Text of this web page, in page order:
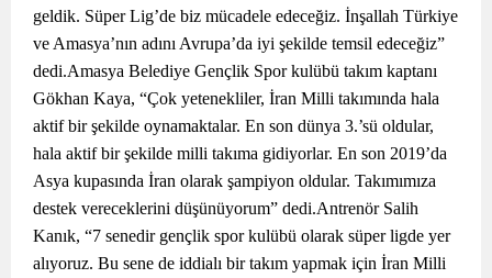
geldik. Süper Lig’de biz mücadele edeceğiz. İnşallah Türkiye
ve Amasya’nın adını Avrupa’da iyi şekilde temsil edeceğiz”
dedi.Amasya Belediye Gençlik Spor kulübü takım kaptanı
Gökhan Kaya, “Çok yetenekliler, İran Milli takımında hala
aktif bir şekilde oynamaktalar. En son dünya 3.’sü oldular,
hala aktif bir şekilde milli takıma gidiyorlar. En son 2019’da
Asya kupasında İran olarak şampiyon oldular. Takımımıza
destek vereceklerini düşünüyorum” dedi.Antrenör Salih
Kanık, “7 senedir gençlik spor kulübü olarak süper ligde yer
alıyoruz. Bu sene de iddialı bir takım yapmak için İran Milli